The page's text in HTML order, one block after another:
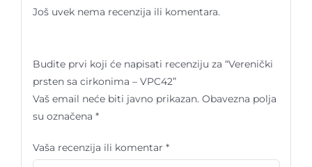
Još uvek nema recenzija ili komentara.
Budite prvi koji će napisati recenziju za “Verenički
prsten sa cirkonima – VPC42”
Vaš email neće biti javno prikazan. Obavezna polja
su označena *
Vaša recenzija ili komentar *